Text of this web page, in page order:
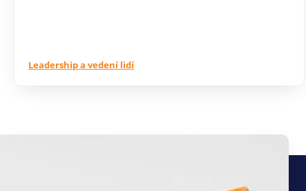
Leadership a vedení lidí